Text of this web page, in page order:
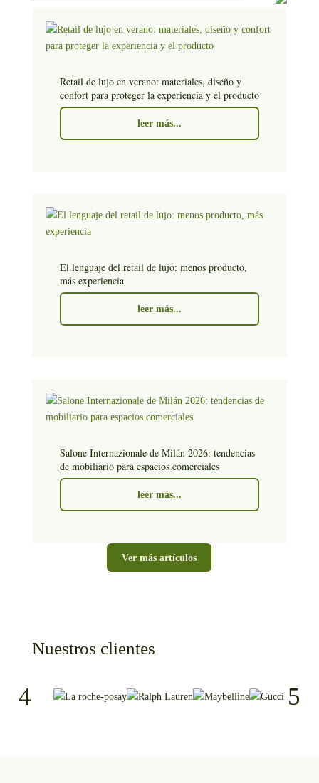
Retail de lujo en verano: materiales, diseño y
confort para proteger la experiencia y el producto
leer más...
El lenguaje del retail de lujo: menos producto,
más experiencia
leer más...
Salone Internazionale de Milán 2026: tendencias
de mobiliario para espacios comerciales
leer más...
Ver más artículos
Nuestros clientes